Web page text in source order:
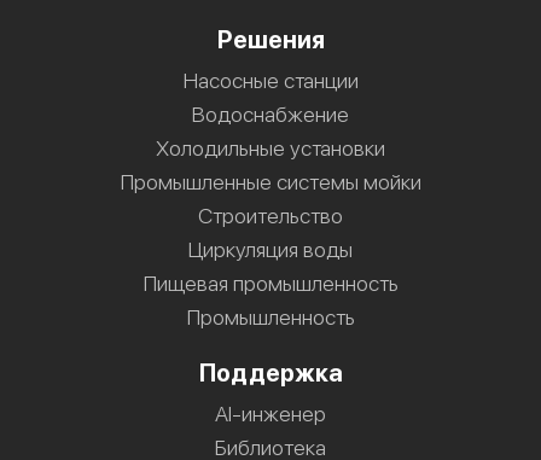
Решения
Насосные станции
Водоснабжение
Холодильные установки
Промышленные системы мойки
Строительство
Циркуляция воды
Пищевая промышленность
Промышленность
Поддержка
AI-инженер
Библиотека